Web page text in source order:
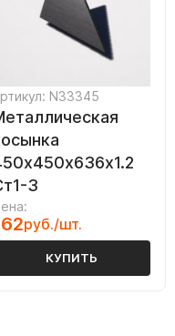
N33345
3
руб./шт.
КУПИТЬ